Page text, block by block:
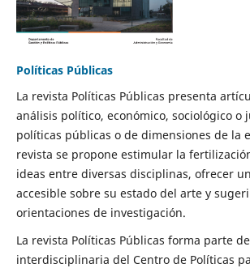
Políticas Públicas
La revista Políticas Públicas presenta
análisis político, económico, sociológico o
políticas públicas o de dimensiones de la
revista se propone estimular la
ideas entre diversas disciplinas, ofrecer
accesible sobre su estado del arte y
orientaciones de investigación.
La revista Políticas Públicas forma parte
interdisciplinaria del Centro de Políticas